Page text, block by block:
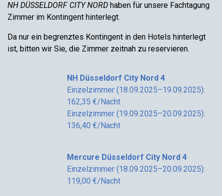
NH DÜSSELDORF CITY NORD haben für unsere Fachtagung
Zimmer im Kontingent hinterlegt.
Da nur ein begrenztes Kontingent in den Hotels hinterlegt
ist, bitten wir Sie, die Zimmer zeitnah zu reservieren.
NH Düsseldorf City Nord 4
Einzelzimmer (18.09.2025–19.09.2025):
162,35 €/Nacht
Einzelzimmer (19.09.2025–20.09.2025):
136,40 €/Nacht
Mercure Düsseldorf City Nord 4
Einzelzimmer (18.09.2025–20.09.2025):
119,00 €/Nacht